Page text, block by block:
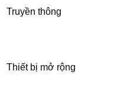
Truyền thông
Thiết bị mở rộng